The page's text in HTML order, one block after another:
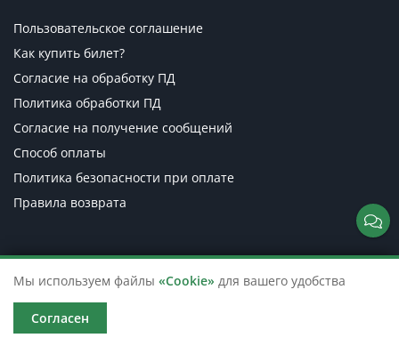
Пользовательское соглашение
Как купить билет?
Согласие на обработку ПД
Политика обработки ПД
Согласие на получение сообщений
Способ оплаты
Политика безопасности при оплате
Правила возврата
Мы используем файлы «Cookie» для вашего удобства
Согласен